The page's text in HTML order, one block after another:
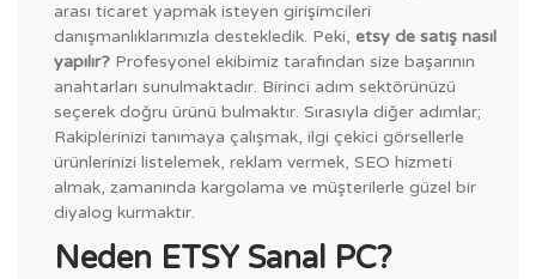
arası ticaret yapmak isteyen girişimcileri
danışmanlıklarımızla destekledik. Peki, etsy de satış nasıl
yapılır? Profesyonel ekibimiz tarafından size başarının
anahtarları sunulmaktadır. Birinci adım sektörünüzü
seçerek doğru ürünü bulmaktır. Sırasıyla diğer adımlar;
Rakiplerinizi tanımaya çalışmak, ilgi çekici görsellerle
ürünlerinizi listelemek, reklam vermek, SEO hizmeti
almak, zamanında kargolama ve müşterilerle güzel bir
diyalog kurmaktır.
Neden ETSY Sanal PC?